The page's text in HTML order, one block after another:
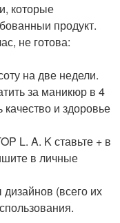
которые
продукт.
не готова:
на две недели.
за маникюр в 4
и здоровье
L. A. K ставьте + в
в личные
(всего их